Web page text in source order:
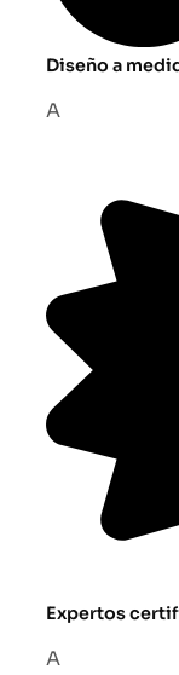
Diseño a
A
Expertos
A